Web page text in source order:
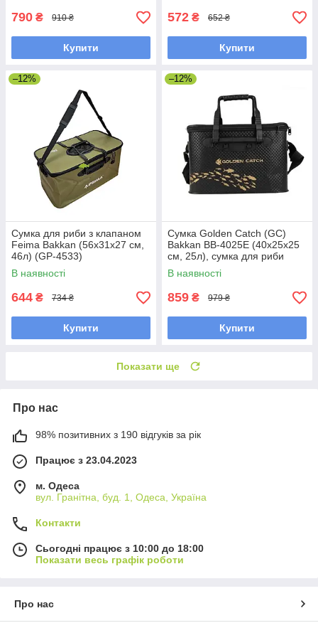
790 ₴ 910 ₴
Купити
572 ₴ 652 ₴
Купити
–12%
Сумка для риби з клапаном
Feima Bakkan (56х31х27 см,
46л) (GP-4533)
В наявності
644 ₴ 734 ₴
Купити
–12%
Сумка Golden Catch (GC)
Bakkan ВВ-4025E (40х25х25
см, 25л), сумка для риби
В наявності
859 ₴ 979 ₴
Купити
Показати ще
Про нас
98% позитивних з 190 відгуків за рік
Працює з 23.04.2023
м. Одеса
вул. Гранітна, буд. 1, Одеса, Україна
Контакти
Сьогодні працює з 10:00 до 18:00
Показати весь графік роботи
Про нас